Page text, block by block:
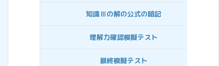
知識Ⅲの解の公式の暗記
理解力確認模擬テスト
最終模擬テスト